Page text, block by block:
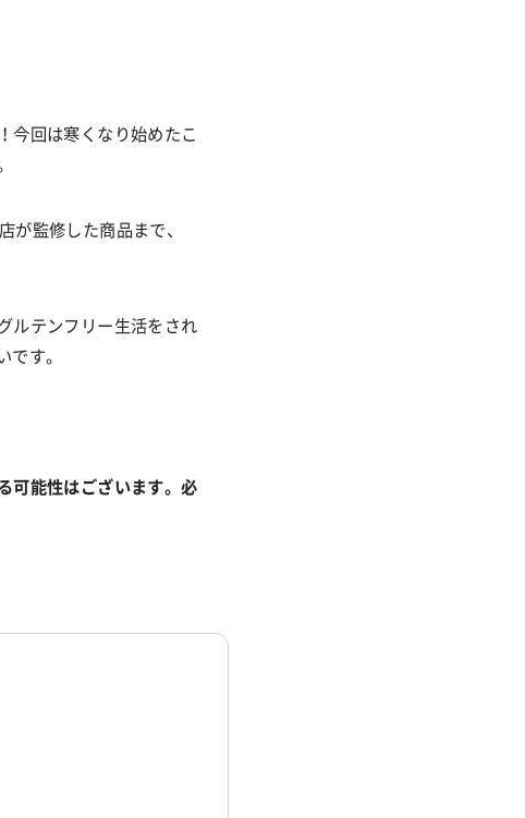
今回は寒くなり始めたこ
が監修した商品まで、
ルテンフリー生活をされ
です。
可能性はございます。必